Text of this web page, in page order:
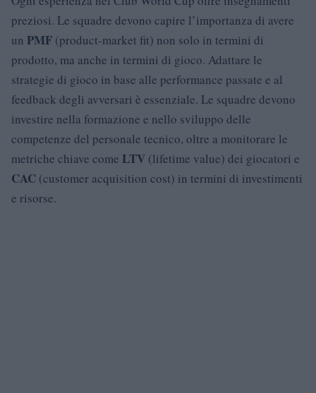
preziosi. Le squadre devono capire l’importanza di avere
un PMF (product-market fit) non solo in termini di
prodotto, ma anche in termini di gioco. Adattare le
strategie di gioco in base alle performance passate e al
feedback degli avversari è essenziale. Le squadre devono
investire nella formazione e nello sviluppo delle
competenze del personale tecnico, oltre a monitorare le
metriche chiave come LTV (lifetime value) dei giocatori e
CAC (customer acquisition cost) in termini di investimenti
e risorse.